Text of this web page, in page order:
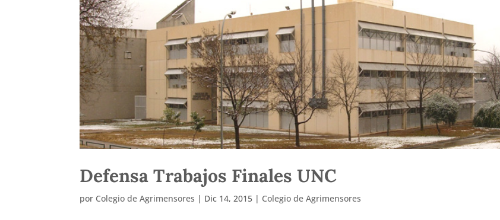
Defensa Trabajos Finales UNC
por Colegio de Agrimensores | Dic 14, 2015 | Colegio de Agrimensores